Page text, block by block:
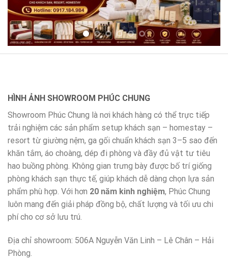
HÌNH ẢNH SHOWROOM PHÚC CHUNG
Showroom Phúc Chung là nơi khách hàng có thể trực tiếp
trải nghiệm các sản phẩm setup khách sạn – homestay –
resort từ giường nệm, ga gối chuẩn khách sạn 3–5 sao đến
khăn tắm, áo choàng, dép đi phòng và đầy đủ vật tư tiêu
hao buồng phòng. Không gian trưng bày được bố trí giống
phòng khách sạn thực tế, giúp khách dễ dàng chọn lựa sản
phẩm phù hợp. Với hơn20 năm kinh nghiệm, Phúc Chung
luôn mang đến giải pháp đồng bộ, chất lượng và tối ưu chi
Địa chỉ showroom: 506A Nguyễn Văn Linh – Lê Chân – Hải